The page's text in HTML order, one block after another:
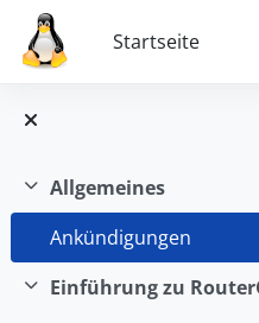
Zum Hauptinhalt
Startseite
Einklappen
Allgemeines
Ankündigungen
Einklappen